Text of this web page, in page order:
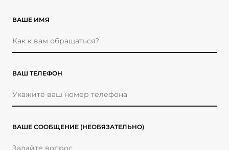
ВАШЕ ИМЯ
ВАШ ТЕЛЕФОН
ВАШЕ СООБЩЕНИЕ (НЕОБЯЗАТЕЛЬНО)